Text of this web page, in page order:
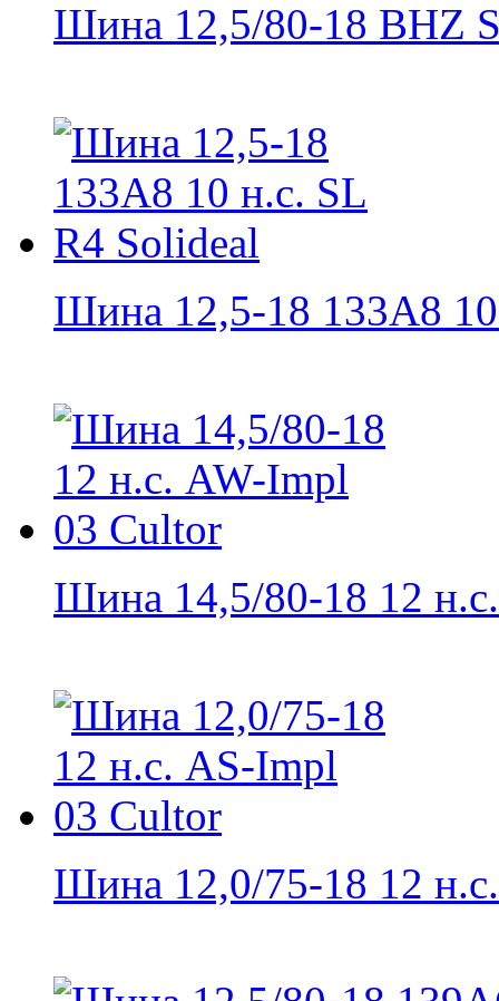
Шина 12,5/80-18 BHZ
Шина 12,5-18 133А8
Шина 14,5/80-18 12
Шина 12,0/75-18 12